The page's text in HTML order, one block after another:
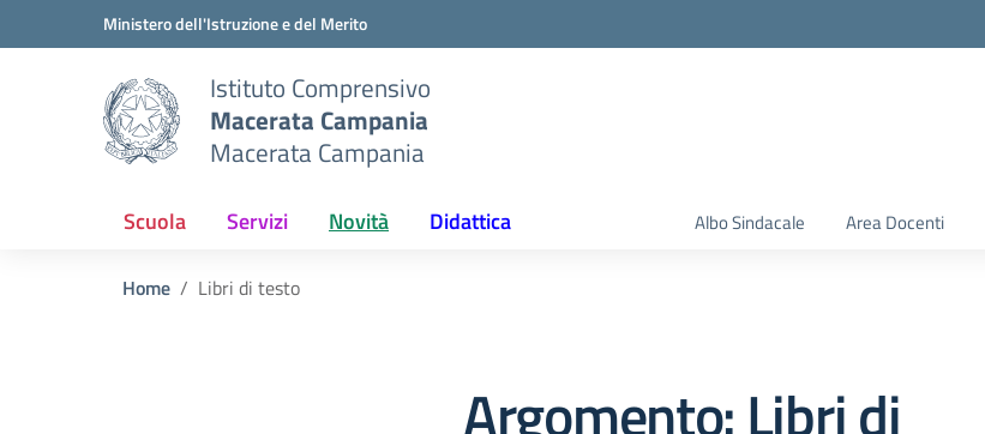
Vai ai contenuti
Vai al menu di navigazioneMinistero dell'Istruzione e del Merito
Istituto Comprensivo
Macerata Campania
Macerata Campania
Scuola Servizi Novità Didattica Albo Sindacale Area Docenti
Home Libri di testo
Argomento: Libri di